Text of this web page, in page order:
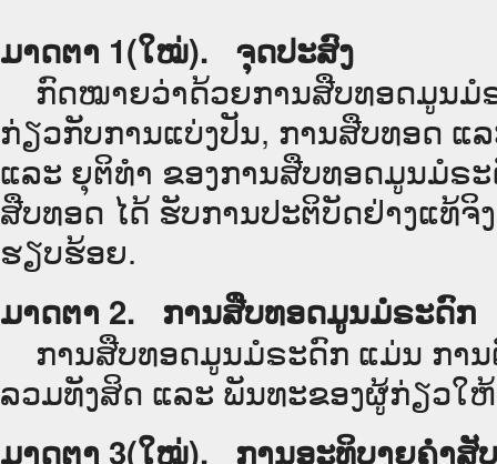
ມາດຕາ 1(ໃໝ່). ຈຸດປະສົງ
ກົດໝາຍວ່າດ້ວຍການສືບທອດມູນມໍ
ກ່ຽວກັບການແບ່ງປັນ, ການສືບທອດ
ແລະ ຍຸຕິທຳ ຂອງການສືບທອດມູນມໍຣ
ສືບທອດ ໄດ້ ຮັບການປະຕິບັດຢ່າງແທ້
ຮຽບຮ້ອຍ.
ມາດຕາ 2. ການສືບທອດມູນມໍຣະດົກ
ການສືບທອດມູນມໍຣະດົກ ແມ່ນ ການ
ລວມທັງສິດ ແລະ ພັນທະຂອງຜູ້ກ່ຽວ
ມາດຕາ 3(ໃໝ່). ການອະທິບາຍຄຳສັບ